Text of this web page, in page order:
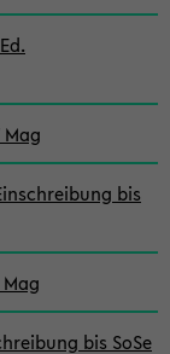
bis
bis SoSe